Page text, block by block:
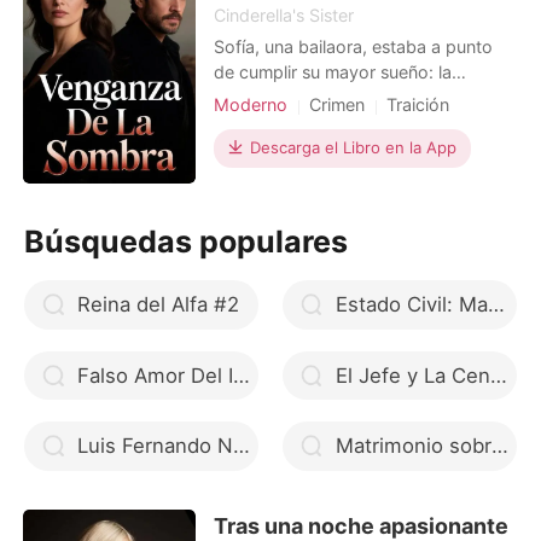
Cinderella's Sister
Sofía, una bailaora, estaba a punto
de cumplir su mayor sueño: la
audición para el Ballet Nacional de
famoso matador, la apoyaba
incondicionalmente. Pero una
todo. Él me abandonó sin dudar en p
Moderno Crimen
Traición
Venganza
Protagonista Poderosa
Descarga el Libro en la App
Búsquedas populares
Reina del Alfa #2 Estado Civil: Madre Soltera
Falso Amor Del Italiano El Jefe y La Cenicienta
Luis Fernando Narvaez Cazares Matrimonio sobre papel
Tras una noche apasionante